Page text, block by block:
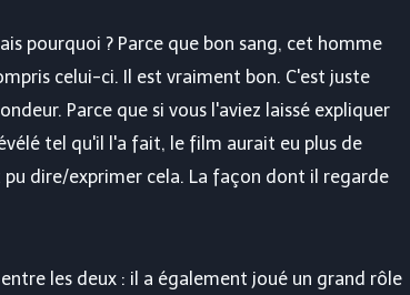
pourquoi ? Parce que bon sang, cet homme
celui-ci. Il est vraiment bon. C'est juste
Parce que si vous l'aviez laissé expliquer
tel qu'il l'a fait, le film aurait eu plus de
dire/exprimer cela. La façon dont il regarde
les deux : il a également joué un grand rôle